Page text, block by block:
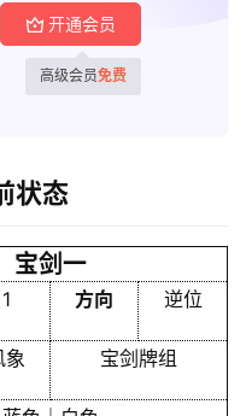
开通会员
高级会员免费
状态
宝剑一
1 方向 逆位
象 宝剑牌组